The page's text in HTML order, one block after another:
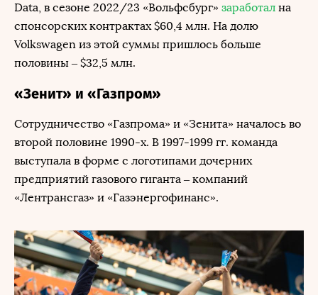
Data, в сезоне 2022/23 «Вольфсбург» заработал на
спонсорских контрактах $60,4 млн. На долю
Volkswagen из этой суммы пришлось больше
половины – $32,5 млн.
«Зенит» и «Газпром»
Сотрудничество «Газпрома» и «Зенита» началось во
второй половине 1990-х. В 1997-1999 гг. команда
выступала в форме с логотипами дочерних
предприятий газового гиганта – компаний
«Лентрансгаз» и «Газэнергофинанс».